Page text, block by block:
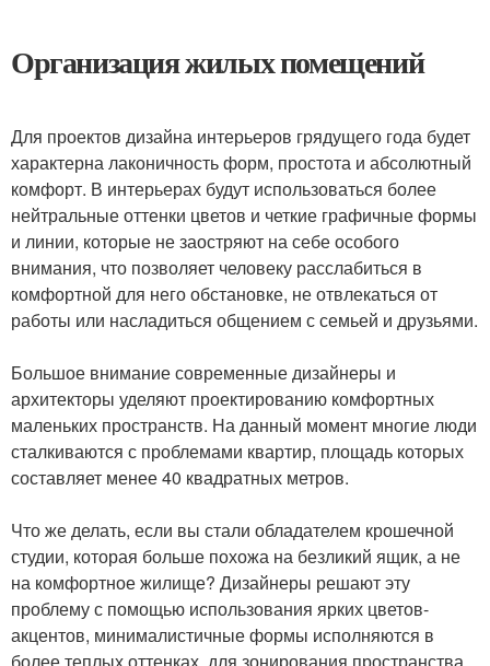
Организация жилых помещений
Для проектов дизайна интерьеров грядущего года будет
характерна лаконичность форм, простота и абсолютный
комфорт. В интерьерах будут использоваться более
нейтральные оттенки цветов и четкие графичные формы
и линии, которые не заостряют на себе особого
внимания, что позволяет человеку расслабиться в
комфортной для него обстановке, не отвлекаться от
работы или насладиться общением с семьей и друзьями.
Большое внимание современные дизайнеры и
архитекторы уделяют проектированию комфортных
маленьких пространств. На данный момент многие люди
сталкиваются с проблемами квартир, площадь которых
составляет менее 40 квадратных метров.
Что же делать, если вы стали обладателем крошечной
студии, которая больше похожа на безликий ящик, а не
на комфортное жилище? Дизайнеры решают эту
проблему с помощью использования ярких цветов-
акцентов, минималистичные формы исполняются в
более теплых оттенках, для зонирования пространства